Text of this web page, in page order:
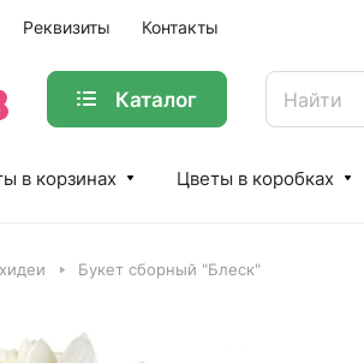
Реквизиты Контакты
Каталог
в корзинах Цветы в коробках
Букет сборный "Блеск"